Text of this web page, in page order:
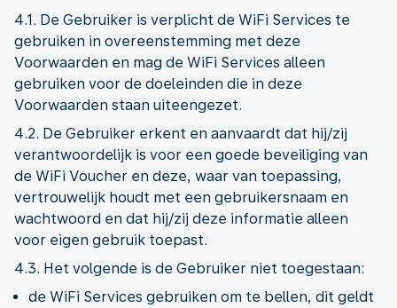
4.1. De Gebruiker is verplicht de WiFi Services te
gebruiken in overeenstemming met deze
Voorwaarden en mag de WiFi Services alleen
gebruiken voor de doeleinden die in deze
Voorwaarden staan uiteengezet.
4.2. De Gebruiker erkent en aanvaardt dat hij/zij
verantwoordelijk is voor een goede beveiliging van
de WiFi Voucher en deze, waar van toepassing,
vertrouwelijk houdt met een gebruikersnaam en
wachtwoord en dat hij/zij deze informatie alleen
voor eigen gebruik toepast.
4.3. Het volgende is de Gebruiker niet toegestaan:
de WiFi Services gebruiken om te bellen, dit geldt